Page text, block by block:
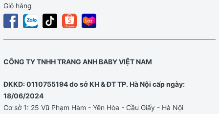
Giỏ hàng
CÔNG TY TNHH TRANG ANH BABY VIỆT NAM
ĐKKD: 0110755194 do sở KH & ĐT TP. Hà Nội cấp ngày:
18/06/2024
Cơ sở 1: 25 Vũ Phạm Hàm - Yên Hòa - Cầu Giấy - Hà Nội